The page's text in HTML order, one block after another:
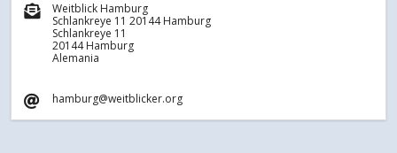
Weitblick Hamburg
Schlankreye 11 20144 Hamburg
Schlankreye 11
20144 Hamburg
Alemania
hamburg@weitblicker.org